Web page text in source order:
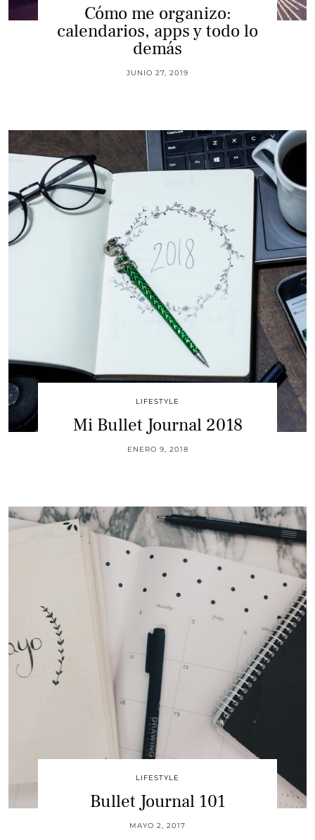
Cómo me organizo:
calendarios, apps y todo lo
demás
JUNIO 27, 2019
LIFESTYLE
Mi Bullet Journal 2018
ENERO 9, 2018
LIFESTYLE
Bullet Journal 101
MAYO 2, 2017